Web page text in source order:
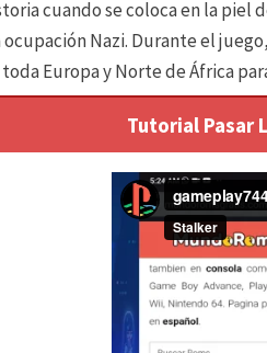
cuando se coloca en la
ocupación Nazi. Durante el
Europa y Norte de África
Tutorial Pasar